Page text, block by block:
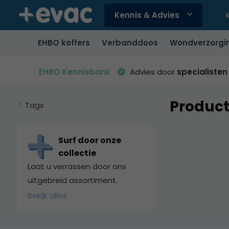
Kennis & Advies
Gebruik
de
pijltjes
een
selecteren.
Enter
om
EHBO koffers Verbanddoos
EHBO Kennisbank Advies door specialisten
Tags
Surf door onze
collectie
Laat u verrassen door ons
uitgebreid assortiment.
Bekijk alles